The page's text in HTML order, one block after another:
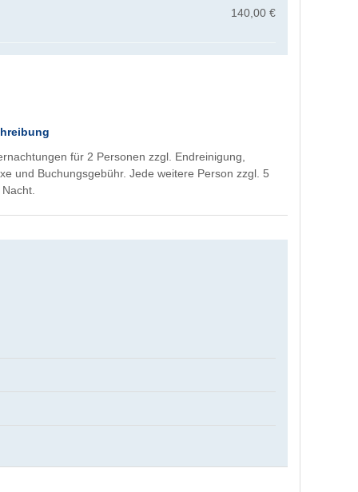
140,00 €
für 2 Personen zzgl. Endreinigung,
und Buchungsgebühr. Jede weitere Person zzgl. 5